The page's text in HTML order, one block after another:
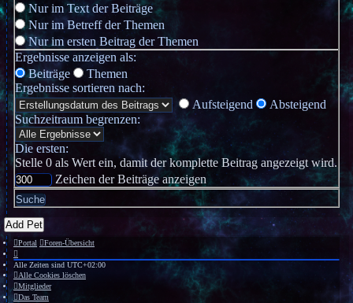
Nur im Text der Beiträge
Nur im Betreff der Themen
Nur im ersten Beitrag der Themen
Ergebnisse anzeigen als:
Beiträge
Themen
Ergebnisse sortieren nach:
Aufsteigend
Absteigend
Suchzeitraum begrenzen:
Die ersten:
Stelle 0 als Wert ein, damit der komplette Beitrag angezeigt wird.
Zeichen der Beiträge anzeigen
Add Pet
Portal Foren-Übersicht
Alle Zeiten sind UTC+02:00
Alle Cookies löschen
Mitglieder
Das Team